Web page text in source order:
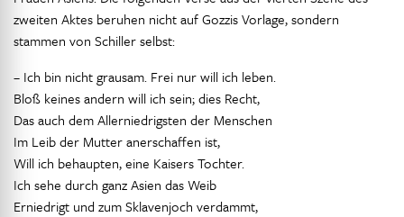
zweiten Aktes beruhen nicht auf Gozzis Vorlage, sondern
stammen von Schiller selbst:
– Ich bin nicht grausam. Frei nur will ich leben.
Bloß keines andern will ich sein; dies Recht,
Das auch dem Allerniedrigsten der Menschen
Im Leib der Mutter anerschaffen ist,
Will ich behaupten, eine Kaisers Tochter.
Ich sehe durch ganz Asien das Weib
Erniedrigt und zum Sklavenjoch verdammt,